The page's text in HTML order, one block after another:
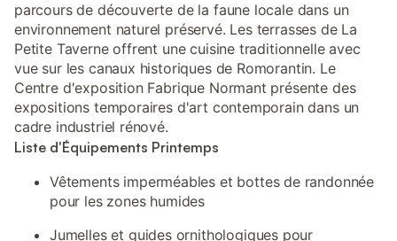
parcours de découverte de la faune locale dans un
environnement naturel préservé. Les terrasses de La
Petite Taverne offrent une cuisine traditionnelle avec
vue sur les canaux historiques de Romorantin. Le
Centre d'exposition Fabrique Normant présente des
expositions temporaires d'art contemporain dans un
cadre industriel rénové.
Liste d'Équipements Printemps
Vêtements imperméables et bottes de randonnée
pour les zones humides
Jumelles et guides ornithologiques pour